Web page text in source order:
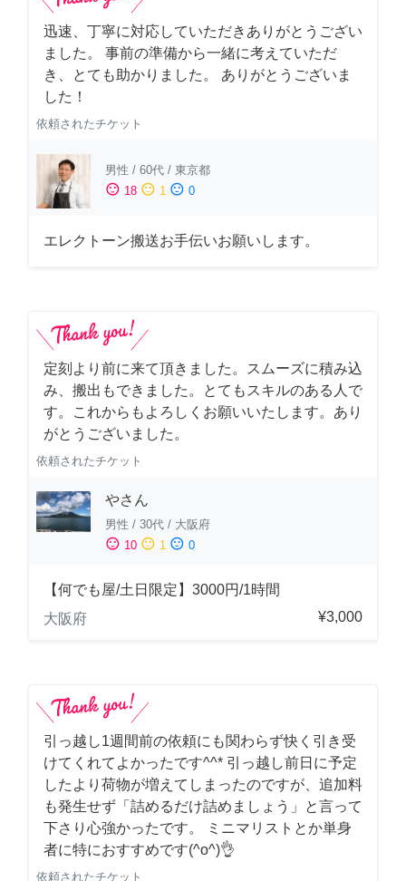
迅速、丁寧に対応していただきありがとうござい
ました。 事前の準備から一緒に考えていただ
き、とても助かりました。 ありがとうございま
した！
依頼されたチケット
男性 / 60代 / 東京都
sentiment_satisfied 18 sentiment_neutral 1 sentiment_dissatisfied 0
エレクトーン搬送お手伝いお願いします。
定刻より前に来て頂きました。スムーズに積み込
み、搬出もできました。とてもスキルのある人で
す。これからもよろしくお願いいたします。あり
がとうございました。
依頼されたチケット
やさん
男性 / 30代 / 大阪府
sentiment_satisfied 10 sentiment_neutral 1 sentiment_dissatisfied 0
【何でも屋/土日限定】3000円/1時間
大阪府
¥3,000
引っ越し1週間前の依頼にも関わらず快く引き受
けてくれてよかったです^^* 引っ越し前日に予定
したより荷物が増えてしまったのですが、追加料
も発生せず「詰めるだけ詰めましょう」と言って
下さり心強かったです。 ミニマリストとか単身
者に特におすすめです(^o^)👌
依頼されたチケット